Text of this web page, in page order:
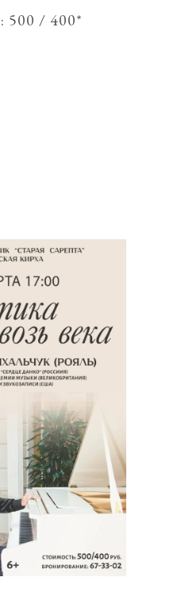
/ 400*